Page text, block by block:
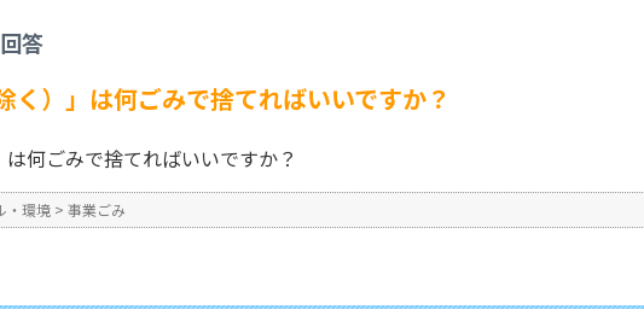
答
く）」は何ごみで捨てればいいですか？
何ごみで捨てればいいですか？
・環境 > 事業ごみ